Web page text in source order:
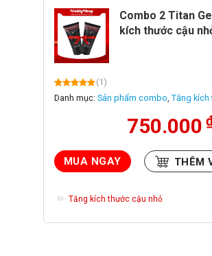
Combo 2 Titan
kích thước cậu
5.00trên 5
dựa trên
1
(1)
Danh mục: Sản phẩm combo Tăng kích
750.000
MUA NGAY
THÊM
Tăng kích thước cậu nhỏ